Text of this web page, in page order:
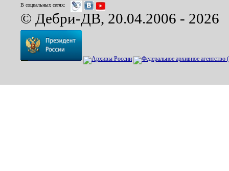
В социальных сетях:
© Дебри-ДВ, 20.04.2006 - 2026